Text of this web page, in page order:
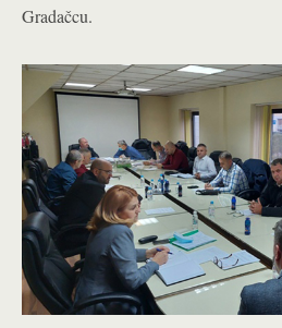
Gradačcu.